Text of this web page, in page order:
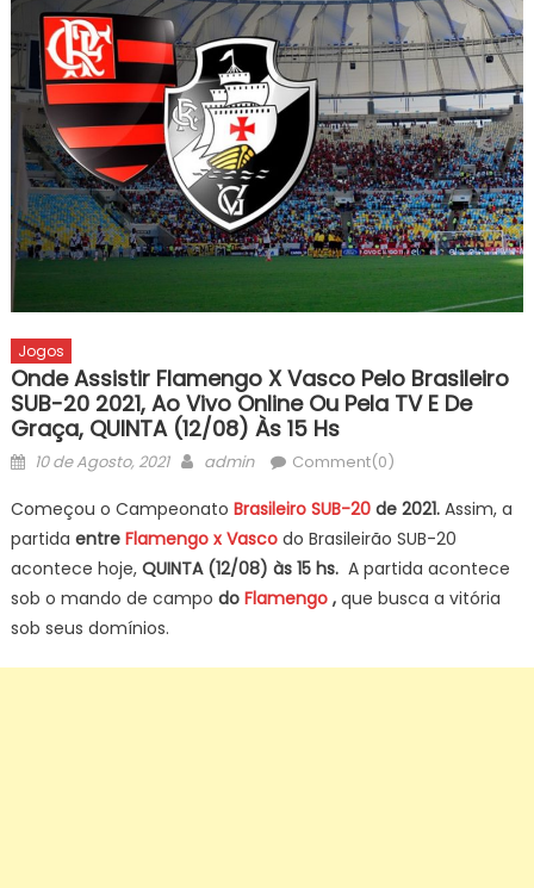
Jogos
Onde Assistir Flamengo X Vasco Pelo Brasileiro
SUB-20 2021, Ao Vivo Online Ou Pela TV E De
Graça, QUINTA (12/08) Às 15 Hs
Posted
10 de Agosto, 2021 Author
admin Comment(0)
Começou o Campeonato Brasileiro SUB-20de 2021. Assim, a
partida entre Flamengo x Vasco do Brasileirão SUB-20
acontece hoje,QUINTA (12/08) às 15 hs. A partida acontece
sob o mando de campo do Flamengo, que busca a vitória
sob seus domínios.